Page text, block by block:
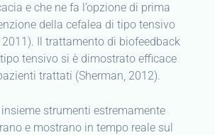
e che ne fa l’opzione di prima
della cefalea di tipo tensivo
Il trattamento di biofeedback
tensivo si è dimostrato efficace
trattati (Sherman, 2012).
strumenti estremamente
e mostrano in tempo reale sul